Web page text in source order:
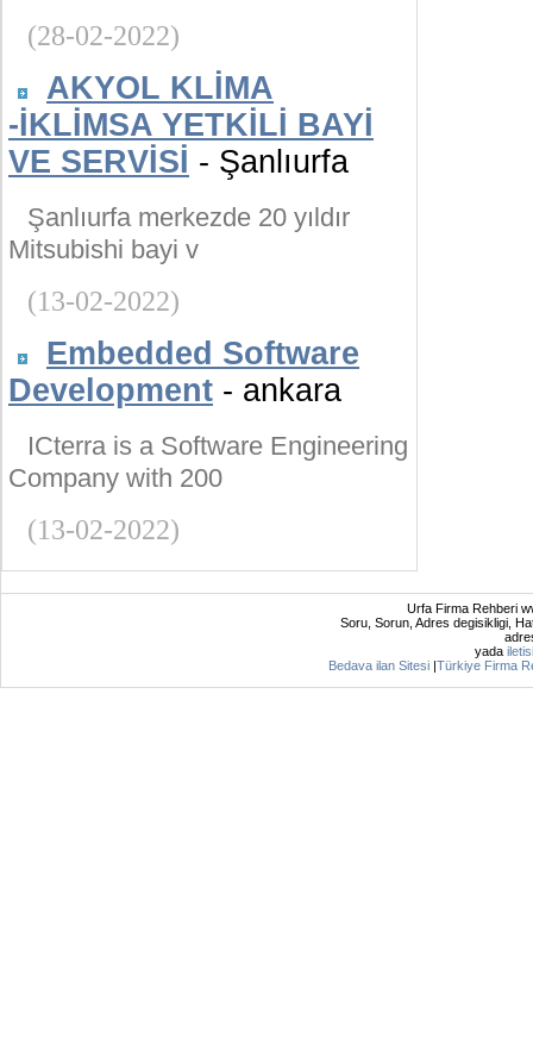
(28-02-2022)
AKYOL KLİMA
-İKLİMSA YETKİLİ BAYİ
VE SERVİSİ - Şanlıurfa
Şanlıurfa merkezde 20 yıldır
Mitsubishi bayi v
(13-02-2022)
Embedded Software
Development - ankara
ICterra is a Software Engineering
Company with 200
(13-02-2022)
Urfa Firma Rehberi
Soru, Sorun, Adres degisikligi,
yada
Bedava ilan Sitesi |Türkiye Firma